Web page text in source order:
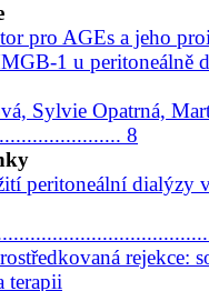
pro AGEs a jeho
1 u peritoneálně
Sylvie Opatrná,
8
peritoneální dialýzy
rejekce:
terapii